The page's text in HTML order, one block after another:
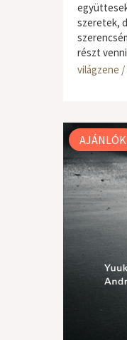
szeretek,
részt
világzene
AJÁNLÓK